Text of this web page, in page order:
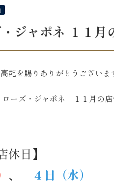
ジャポネ １１月
配を賜りありがとうございま
ーズ・ジャポネ １１月の店
休日】
、
４日（水）